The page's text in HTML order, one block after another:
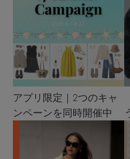
アプリ限定｜2つのキャ
ンペーンを同時開催中